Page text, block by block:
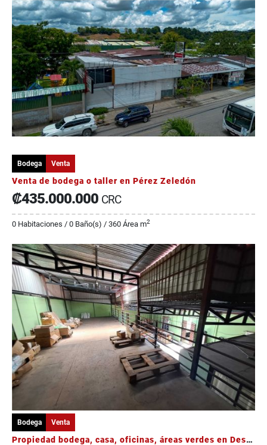
Bodega Venta
Venta de bodega o taller en Pérez Zeledón
₡435.000.000 CRC
0 Habitaciones / 0 Baño(s) / 360 Área m2
Bodega Venta
Propiedad bodega, casa, oficinas, áreas verdes en Desamparados